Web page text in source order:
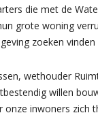
die met de
grote woning
zoeken
wethouder
willen
onze inwoners zich